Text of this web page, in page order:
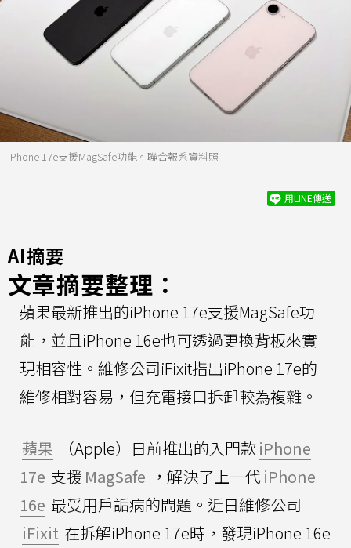
iPhone 17e支援MagSafe功能。聯合報系資料照
用LINE傳送
AI摘要
文章摘要整理：
蘋果最新推出的iPhone 17e支援MagSafe功
能，並且iPhone 16e也可透過更換背板來實
現相容性。維修公司iFixit指出iPhone 17e的
維修相對容易，但充電接口拆卸較為複雜。
蘋果 （Apple）日前推出的入門款iPhone
17e 支援 MagSafe ，解決了上一代iPhone
16e 最受用戶詬病的問題。近日維修公司
iFixit 在拆解iPhone 17e時，發現iPhone 16e